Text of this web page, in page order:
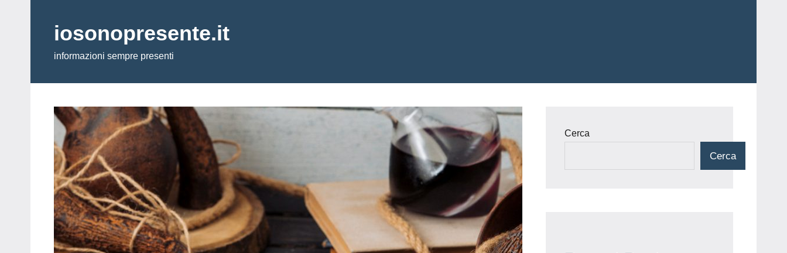
contenutoiosonopresente.it
informazioni sempre presenti
Cerca
Cerca